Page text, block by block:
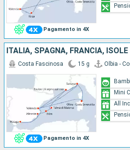
Pagamento in 4X
Pagamento in 4X
Costa Fascinosa 15 g Olbia -
Mini
All